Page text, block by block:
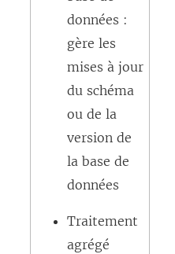
données :
gère les
mises à jour
du schéma
ou de la
version de
la base de
données
Traitement
agrégé